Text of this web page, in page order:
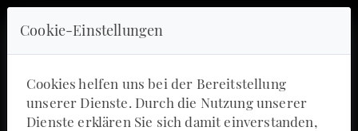
Cookie-Einstellungen
Cookies helfen uns bei der Bereitstellung
unserer Dienste. Durch die Nutzung unserer
Dienste erklären Sie sich damit einverstanden,